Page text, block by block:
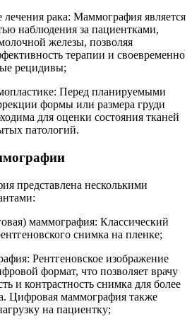
рака: Маммография является
наблюдения за пациентками,
железы, позволяя
терапии и своевременно
рецидивы;
Перед планируемыми
формы или размера груди
для оценки состояния тканей
патологий.
представлена несколькими
маммография: Классический
снимка на пленке;
Рентгеновское изображение
формат, что позволяет врачу
и контрастность снимка для более
Цифровая маммография также
на пациентку;